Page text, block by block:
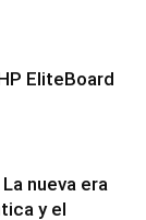
EliteBoard
nueva era
y el